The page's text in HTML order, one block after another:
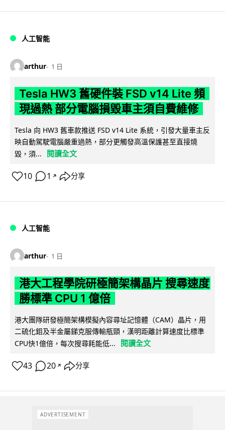
人工智能
arthur 1 日
Tesla HW3 舊硬件裝 FSD v14 Lite 頻
現過熱 部分電腦損毀車主須自費維修
Tesla 向 HW3 舊車款推送 FSD v14 Lite 系統，引發大量車主反
映自動駕駛電腦嚴重過熱，部分更觸發高溫保護甚至直接燒
毀，須...
閱讀全文
10 1 ↗ 分享
人工智能
arthur 1 日
港大工程學院研極簡架構晶片 搜尋速度
勝標準 CPU 1 億倍
港大團隊研發極簡架構模擬內容尋址記憶體（CAM）晶片，用
二硫化鉬及半金屬銻克服傳輸瓶頸，漢明距離計算速度比標準
CPU快1億倍，每次搜尋耗能低...
閱讀全文
43 20 ↗ 分享
ADVERTISEMENT